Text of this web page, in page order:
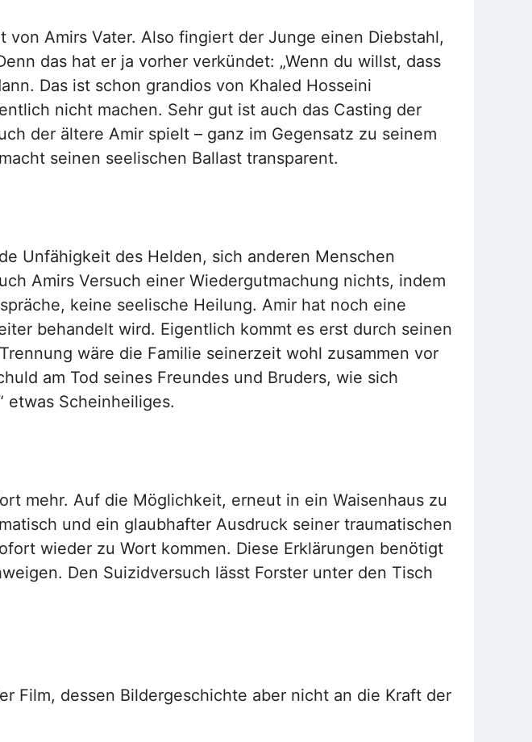
von Amirs Vater. Also fingiert der Junge einen Diebstahl,
das hat er ja vorher verkündet: „Wenn du willst, dass
Das ist schon grandios von Khaled Hosseini
nicht machen. Sehr gut ist auch das Casting der
der ältere Amir spielt – ganz im Gegensatz zu seinem
seinen seelischen Ballast transparent.
Unfähigkeit des Helden, sich anderen Menschen
Amirs Versuch einer Wiedergutmachung nichts, indem
keine seelische Heilung. Amir hat noch eine
behandelt wird. Eigentlich kommt es erst durch seinen
wäre die Familie seinerzeit wohl zusammen vor
am Tod seines Freundes und Bruders, wie sich
etwas Scheinheiliges.
mehr. Auf die Möglichkeit, erneut in ein Waisenhaus zu
und ein glaubhafter Ausdruck seiner traumatischen
wieder zu Wort kommen. Diese Erklärungen benötigt
Den Suizidversuch lässt Forster unter den Tisch
Film, dessen Bildergeschichte aber nicht an die Kraft der